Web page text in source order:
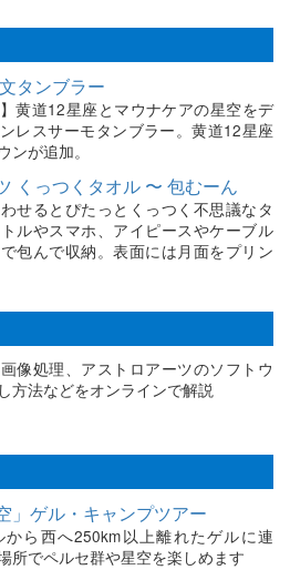
タンブラー
】黄道12星座とマウナケアの星空をデ
レスサーモタンブラー。黄道12星座
ンが追加。
くっつくタオル 〜 包むーん
せるとぴたっとくっつく不思議なタ
ルやスマホ、アイピースやケーブル
包んで収納。表面には月面をプリン
像処理、アストロアーツのソフトウ
方法などをオンラインで解説
」ゲル・キャンプツアー
ら西へ250km以上離れたゲルに連
所でペルセ群や星空を楽しめます